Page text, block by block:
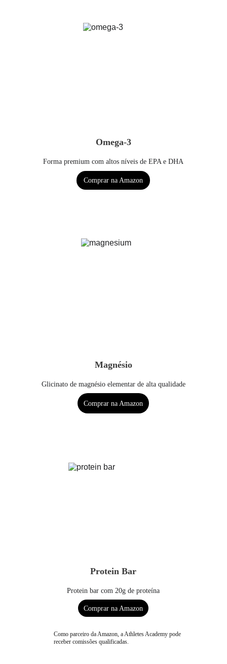
Comprar na Amazon
Comprar na Amazon
Omega-3
Forma premium com altos níveis de EPA e DHA
Magnésio
Glicinato de magnésio elementar de alta qualidade
Protein Bar
Protein bar com 20g de proteína
Comprar na Amazon
Como parceiro da Amazon, a Athletes Academy pode
receber comissões qualificadas.